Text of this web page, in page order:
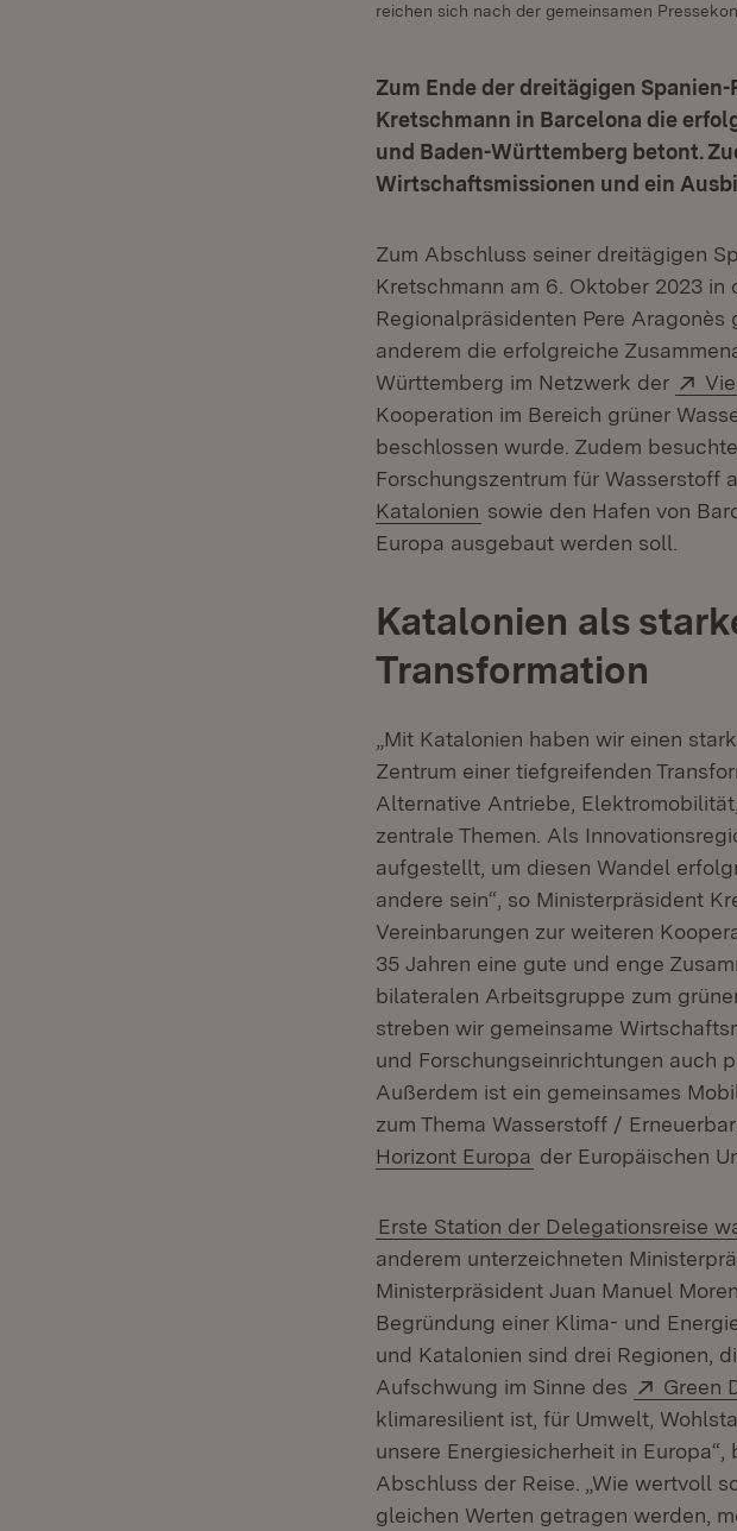
reichen sich nach der gemeinsamen
Zum Ende der dreitägigen
Kretschmann in Barcelona die
und Baden-Württemberg betont.
Wirtschaftsmissionen und ein
Zum Abschluss seiner dreitägigen
Kretschmann am 6. Oktober 2023
Regionalpräsidenten Pere
anderem die erfolgreiche
Württemberg im Netzwerk der
Kooperation im Bereich grüner
beschlossen wurde. Zudem
Forschungszentrum für Wasserstoff
Katalonien (Öffnet in neuem Fenster)
sowie den Hafen von
Europa ausgebaut werden soll.
Katalonien als
Transformation
„Mit Katalonien haben wir einen
Zentrum einer tiefgreifenden
Alternative Antriebe,
zentrale Themen. Als
aufgestellt, um diesen Wandel
andere sein“, so Ministerpräsident
Vereinbarungen zur weiteren
35 Jahren eine gute und enge
bilateralen Arbeitsgruppe zum
streben wir gemeinsame
und Forschungseinrichtungen auch
Außerdem ist ein gemeinsames
zum Thema Wasserstoff /
Horizont Europa (Öffnet in neuem
der Europäischen
Erste Station der Delegationsreise
anderem unterzeichneten
Ministerpräsident Juan Manuel
Begründung einer Klima- und
und Katalonien sind drei Regionen,
Aufschwung im Sinne des
Extern:
Green
klimaresilient ist, für Umwelt,
unsere Energiesicherheit in
Abschluss der Reise. „Wie wertvoll
gleichen Werten getragen werden,